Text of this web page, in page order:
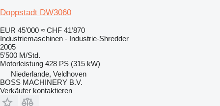
Doppstadt DW3060
EUR 45’000 ≈ CHF 41’870
Industriemaschinen - Industrie-Shredder
2005
5’500 M/Std.
Motorleistung 428 PS (315 kW)
Niederlande, Veldhoven
BOSS MACHINERY B.V.
Verkäufer kontaktieren